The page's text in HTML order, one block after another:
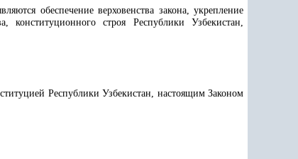
обеспечение верховенства закона, укрепление
строя Республики Узбекистан,
Республики Узбекистан, настоящим Законом